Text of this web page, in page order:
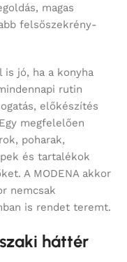
magas
felsőszekrény-
is jó, ha a konyha
rutin
előkészítés
megfelelően
poharak,
és tartalékok
A MODENA akkor
nemcsak
is rendet teremt.
háttér